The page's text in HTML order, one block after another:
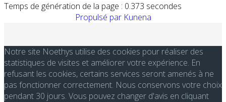
Temps de génération de la page : 0.373 secondes
Propulsé par Kunena
Notre site Noethys utilise des cookies pour réaliser des
statistiques de visites et améliorer votre expérience. En
refusant les cookies, certains services seront amenés à ne
pas fonctionner correctement. Nous conservons votre choix
pendant 30 jours. Vous pouvez changer d'avis en cliquant